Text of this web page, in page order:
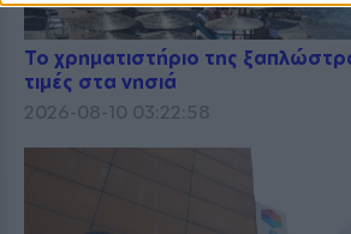
Το χρηματιστήριο της
τιμές στα νησιά
2026-08-10 03:22:58